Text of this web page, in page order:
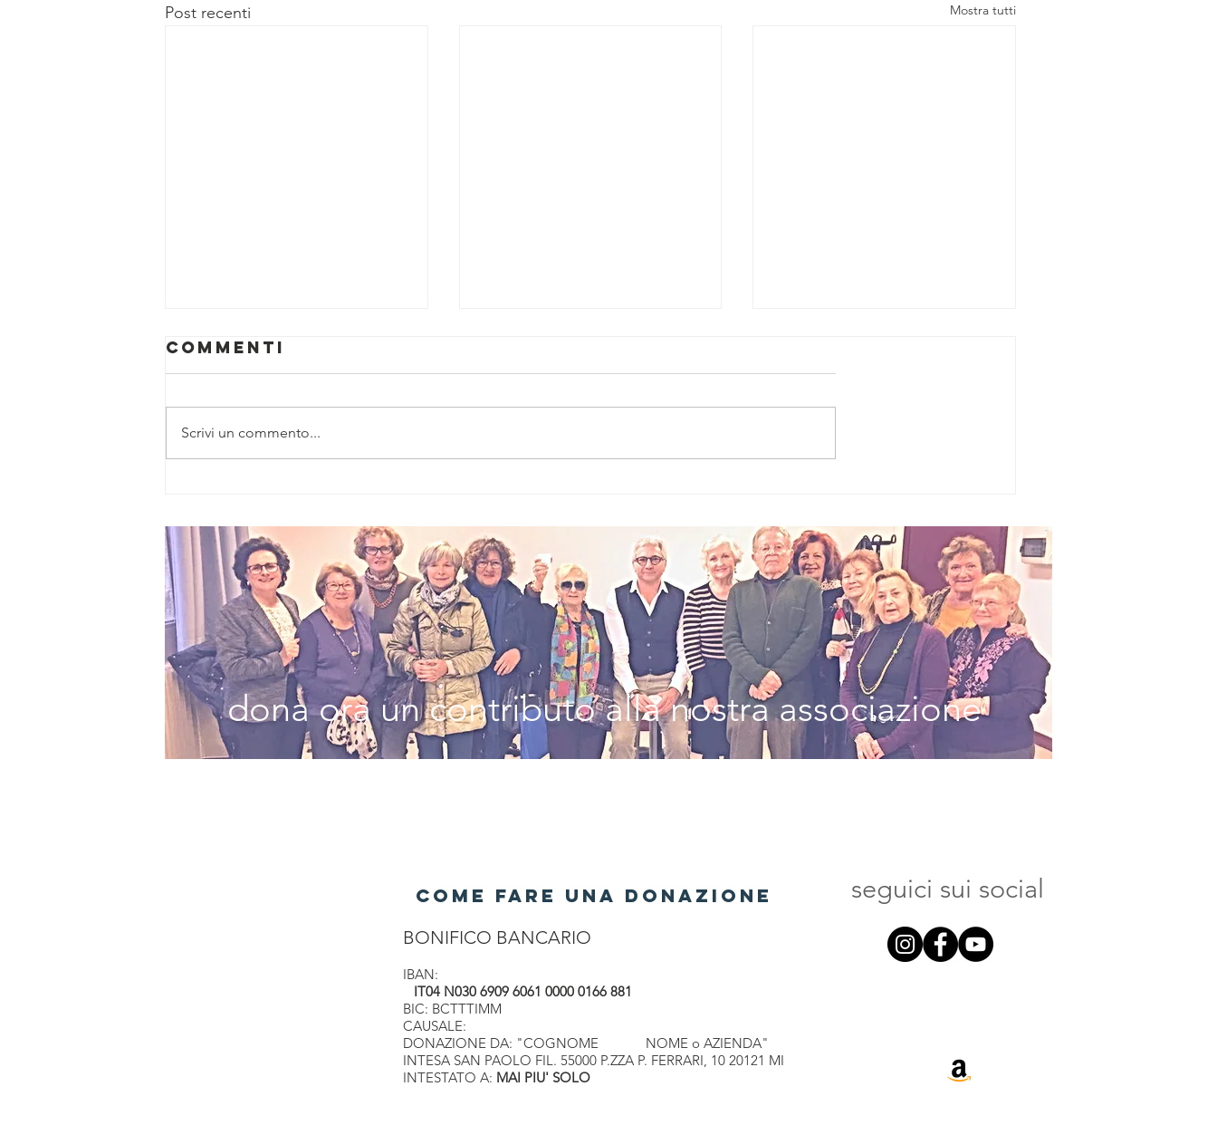
Post recenti Mostra tutti
undicesimo
album #1 nella
classifica
Billboard con
la settimana
più importante
nel rap
quest'anno
PERICOLOSA SUL
WEB
Commenti
Scrivi un commento...
dona ora un contributo alla nostra associazione
COME FARE UNA DONAZIONE
BONIFICO BANCARIO
IBAN:
IT04 N030 6909 6061 0000 0166 881
BIC: BCTTTIMM
CAUSALE:
DONAZIONE DA: "COGNOME NOME o AZIENDA"
INTESA SAN PAOLO FIL. 55000 P.ZZA P. FERRARI, 10 20121 MI
INTESTATO A: MAI PIU' SOLO
seguici sui social